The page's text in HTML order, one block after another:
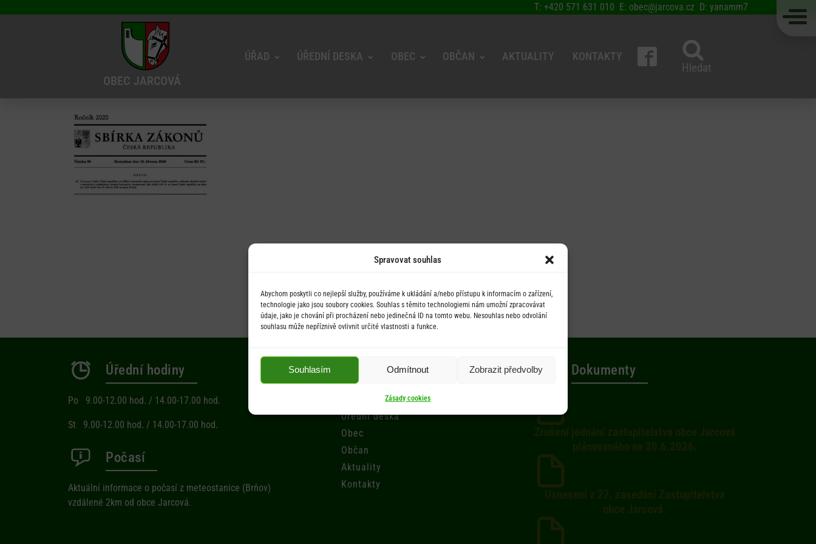
Spravovat souhlas
Abychom poskytli co nejlepší služby, používáme k ukládání a/nebo přístupu k informacím o zařízení,
technologie jako jsou soubory cookies. Souhlas s těmito technologiemi nám umožní zpracovávat
údaje, jako je chování při procházení nebo jedinečná ID na tomto webu. Nesouhlas nebo odvolání
souhlasu může nepříznivě ovlivnit určité vlastnosti a funkce.
Souhlasím Odmítnout Zobrazit předvolby
Zásady cookies
T: +420 571 631 010 E: obec@jarcova.cz D: yanamm7
OBEC JARCOVÁ
ÚŘAD ÚŘEDNÍ DESKA OBEC OBČAN AKTUALITY KONTAKTY
Hledat
Úřední hodiny
Po 9.00-12.00 hod. / 14.00-17.00 hod.
St 9.00-12.00 hod. / 14.00-17.00 hod.
Počasí
Aktuální informace o počasí z meteostanice (Brňov)
vzdálené 2km od obce Jarcová.
Úřední deska
Obec
Občan
Aktuality
Kontakty
Dokumenty